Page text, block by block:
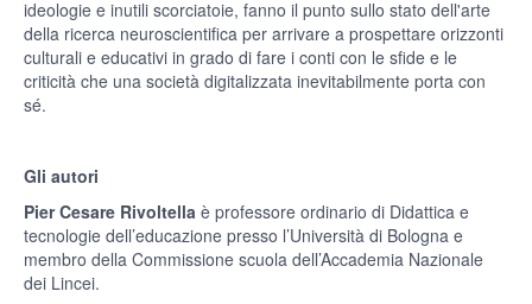
ideologie e inutili scorciatoie, fanno il punto sullo stato dell'arte
della ricerca neuroscientifica per arrivare a prospettare orizzonti
culturali e educativi in grado di fare i conti con le sfide e le
criticità che una società digitalizzata inevitabilmente porta con
sé.
Gli autori
Pier Cesare Rivoltella è professore ordinario di Didattica e
tecnologie dell’educazione presso l’Università di Bologna e
membro della Commissione scuola dell’Accademia Nazionale
dei Lincei.